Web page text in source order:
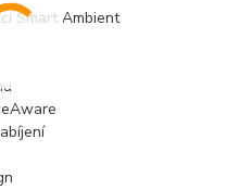
Smart Ambient